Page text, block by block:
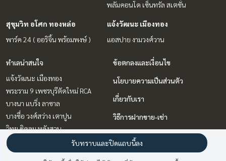
พลัมคอนโด เซ็นทรัล สเตชั่น
สุขุมวิท อโศก ทองหล่อ
พาร์ค 24 ( ออริจิ้น พร้อมพงษ์ )
แจ้งวัฒนะ เมืองทอง
แอสปาย งามวงศ์วาน
ทำเลน่าสนใจ
แจ้งวัฒนะ เมืองทอง
พระราม 9 เพชรบุรีตัดใหม่ RCA
บางนา แบริ่ง ลาซาล
บางซื่อ วงศ์สว่าง เตาปูน
วิทยุ ชิดลม หลังสวน
สุขุมวิท อโศก ทองหล่อ
ลาดพร้าว เซ็นทรัลลาดพร้าว
ข้อตกลงและเงื่อนไข
นโยบายความเป็นส่วนตัว
เกี่ยวกับเรา
วิธีการฝากขาย-เช่า
ติดต่อ
รับทราบและปิดแถบนี้ลง